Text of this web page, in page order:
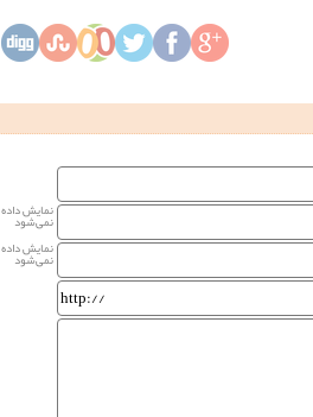
نمایش داده
نمی‌شود
نمایش داده
نمی‌شود